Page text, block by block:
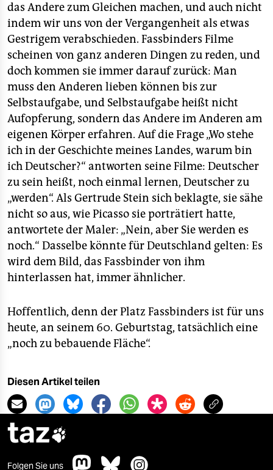
das Andere zum Gleichen machen, und auch nicht
indem wir uns von der Vergangenheit als etwas
Gestrigem verabschieden. Fassbinders Filme
scheinen von ganz anderen Dingen zu reden, und
doch kommen sie immer darauf zurück: Man
muss den Anderen lieben können bis zur
Selbstaufgabe, und Selbstaufgabe heißt nicht
Aufopferung, sondern das Andere im Anderen am
eigenen Körper erfahren. Auf die Frage „Wo stehe
ich in der Geschichte meines Landes, warum bin
ich Deutscher?“ antworten seine Filme: Deutscher
zu sein heißt, noch einmal lernen, Deutscher zu
„werden“. Als Gertrude Stein sich beklagte, sie sähe
nicht so aus, wie Picasso sie porträtiert hatte,
antwortete der Maler: „Nein, aber Sie werden es
noch.“ Dasselbe könnte für Deutschland gelten: Es
wird dem Bild, das Fassbinder von ihm
hinterlassen hat, immer ähnlicher.
Hoffentlich, denn der Platz Fassbinders ist für uns
heute, an seinem 60. Geburtstag, tatsächlich eine
„noch zu bebauende Fläche“.
Diesen Artikel teilen
taz
Folgen Sie uns